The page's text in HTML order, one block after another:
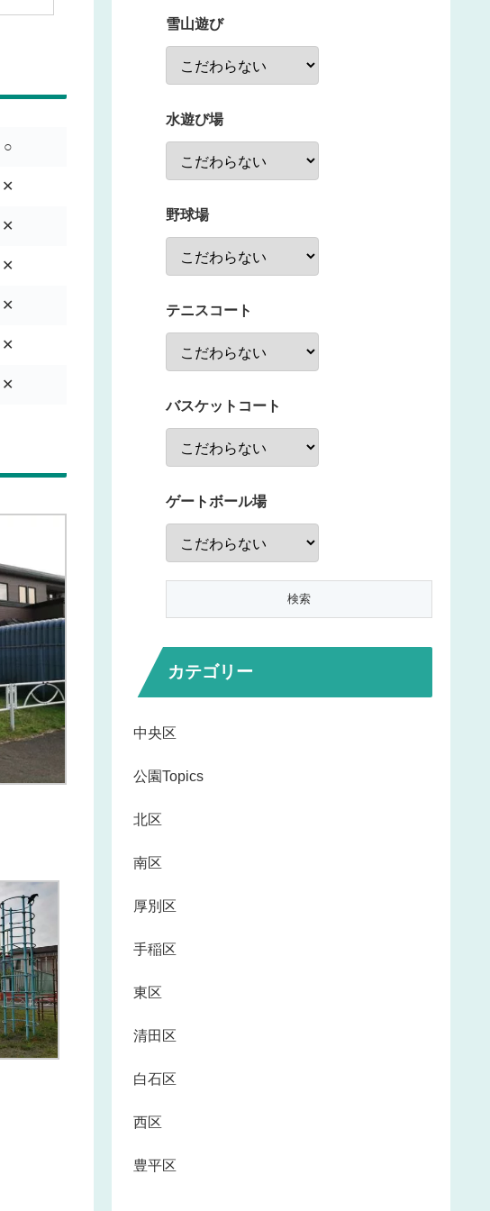
○
✕
✕
✕
✕
✕
✕
雪山遊び
水遊び場
野球場
テニスコート
バスケットコート
ゲートボール場
カテゴリー
中央区
公園Topics
北区
南区
厚別区
手稲区
東区
清田区
白石区
西区
豊平区